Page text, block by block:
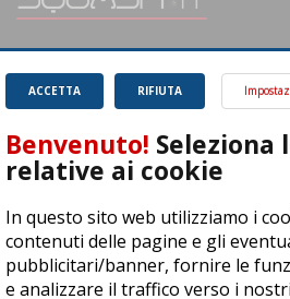
SQUASH.it: Il punto di riferimento
magnifico sport.
Leggi
RIFIUTA
ACCETTA
Benvenuto! Seleziona
relative ai cookie
In questo sito web utilizziamo i
contenuti delle pagine e gli
pubblicitari/banner, fornire le
e analizzare il traffico verso i
ASD Let's Sport - Via T. Olivelli 3, 25014
04278030988
© Copyright 2015 | All Rights Reserved -